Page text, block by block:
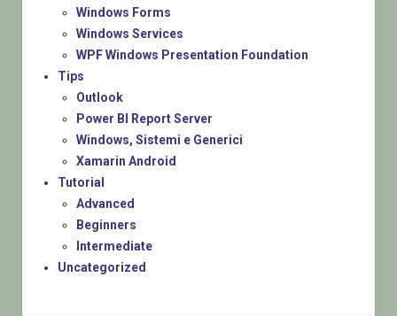
Windows Forms
Windows Services
WPF Windows Presentation Foundation
Tips
Outlook
Power BI Report Server
Windows, Sistemi e Generici
Xamarin Android
Tutorial
Advanced
Beginners
Intermediate
Uncategorized